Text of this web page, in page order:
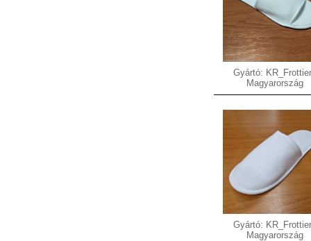
Gyártó:
Magyarország
Gyártó:
Magyarország